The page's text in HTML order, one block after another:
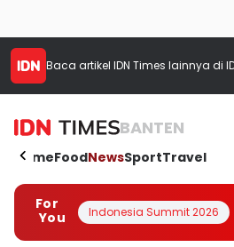
Baca artikel IDN Times lainnya di
BANTEN
HomeFoodNewsSportTravel
For
You
Indonesia Summit 2026